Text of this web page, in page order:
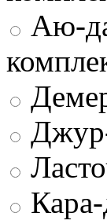
Аю-